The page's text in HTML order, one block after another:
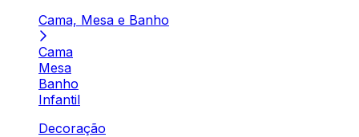
Cama, Mesa e Banho
Cama
Mesa
Banho
Infantil
Decoração